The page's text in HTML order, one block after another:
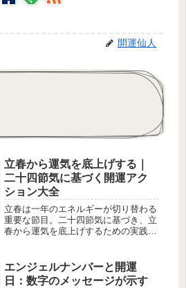
開運仙人
立春から運気を底上げする｜
二十四節気に基づく開運アク
ション大全
立春は一年のエネルギーが切り替わる
重要な節目。二十四節気に基づき、立
春から運気を底上げするための実践的
エンジェルナンバーと開運
日：数字のメッセージが示す